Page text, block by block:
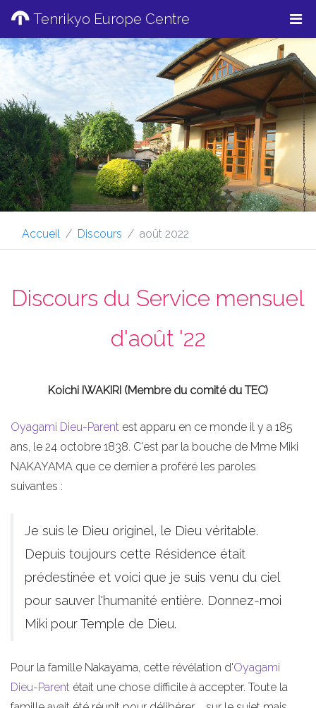
Tenrikyo Europe Centre
Accueil Discours août 2022
Discours du Service mensuel
d'août '22
Koichi IWAKIRI (Membre du comité du TEC)
Oyagami Dieu-Parent est apparu en ce monde il y a 185
ans, le 24 octobre 1838. C'est par la bouche de Mme Miki
NAKAYAMA que ce dernier a proféré les paroles
suivantes :
Je suis le Dieu originel, le Dieu véritable.
Depuis toujours cette Résidence était
prédestinée et voici que je suis venu du ciel
pour sauver l'humanité entière. Donnez-moi
Miki pour Temple de Dieu.
Pour la famille Nakayama, cette révélation d'Oyagami
Dieu-Parent était une chose difficile à accepter. Toute la